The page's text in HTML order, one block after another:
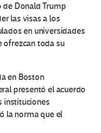
de Donald Trump
las visas a los
en universidades
ofrezcan toda su
en Boston
presentó el acuerdo
instituciones
la norma que el